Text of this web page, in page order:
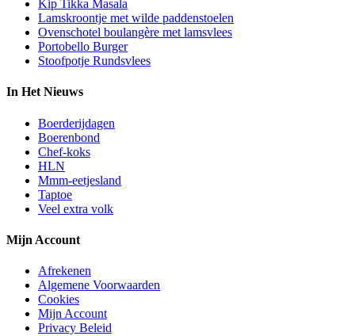
Kip Tikka Masala
Lamskroontje met wilde paddenstoelen
Ovenschotel boulangère met lamsvlees
Portobello Burger
Stoofpotje Rundsvlees
In Het Nieuws
Boerderijdagen
Boerenbond
Chef-koks
HLN
Mmm-eetjesland
Taptoe
Veel extra volk
Mijn Account
Afrekenen
Algemene Voorwaarden
Cookies
Mijn Account
Privacy Beleid